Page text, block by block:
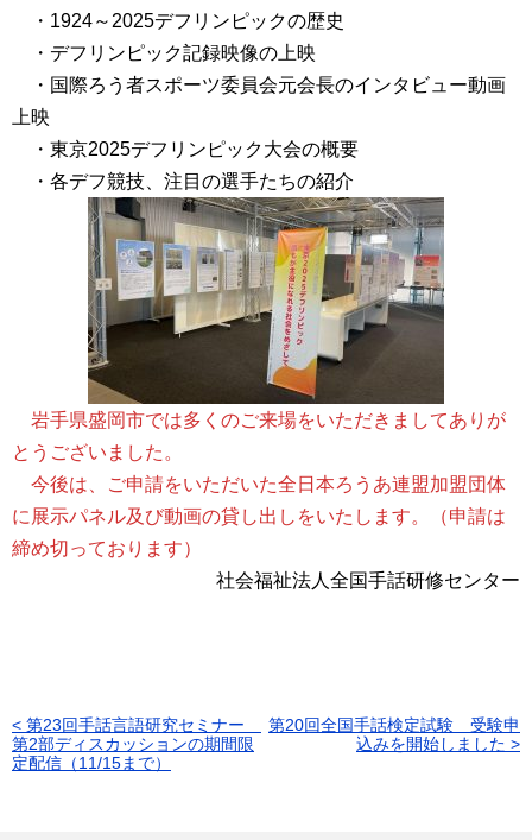
・1924～2025デフリンピックの歴史
・デフリンピック記録映像の上映
・国際ろう者スポーツ委員会元会長のインタビュー動画
上映
・東京2025デフリンピック大会の概要
・各デフ競技、注目の選手たちの紹介
岩手県盛岡市では多くのご来場をいただきましてありが
とうございました。
今後は、ご申請をいただいた全日本ろうあ連盟加盟団体
に展示パネル及び動画の貸し出しをいたします。（申請は
締め切っております）
社会福祉法人全国手話研修センター
投
稿
< 第23回手話言語研究セミナー
第2部ディスカッションの期間限
定配信（11/15まで）
第20回全国手話検定試験 受験申
込みを開始しました >